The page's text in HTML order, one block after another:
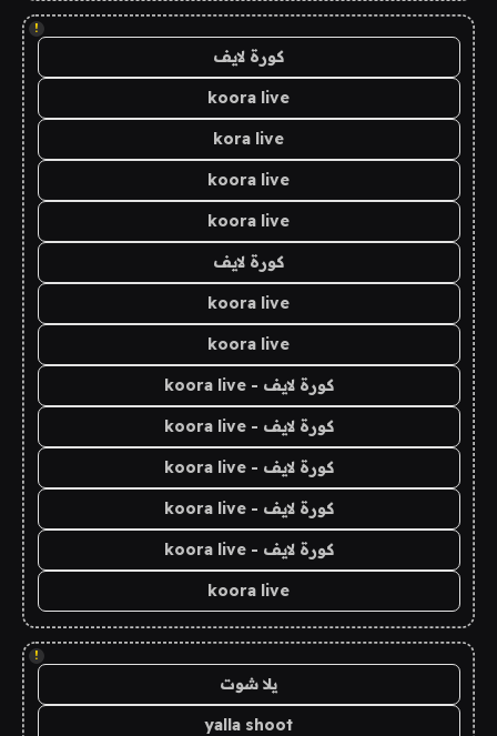
!
كورة لايف
koora live
kora live
koora live
koora live
كورة لايف
koora live
koora live
كورة لايف - koora live
كورة لايف - koora live
كورة لايف - koora live
كورة لايف - koora live
كورة لايف - koora live
koora live
!
يلا شوت
yalla shoot